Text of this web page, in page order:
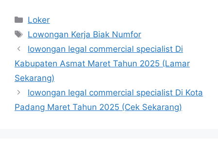
Kategori
Loker
Tag
Lowongan Kerja Biak Numfor
lowongan legal commercial specialist Di
Kabupaten Asmat Maret Tahun 2025 (Lamar
Sekarang)
lowongan legal commercial specialist Di Kota
Padang Maret Tahun 2025 (Cek Sekarang)